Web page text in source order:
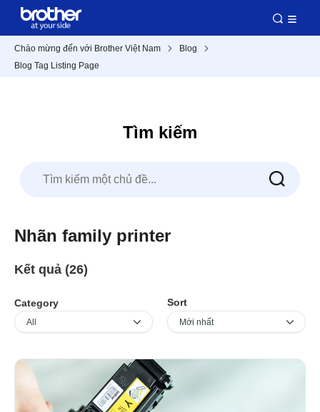
Chào mừng đến với Brother Việt Nam
Blog
Blog Tag Listing Page
Tìm kiếm
Nhãn family printer
Kết quả (26)
Category Sort